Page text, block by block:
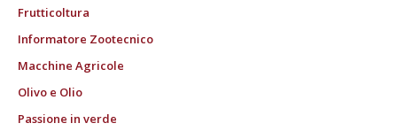
Frutticoltura
Informatore Zootecnico
Macchine Agricole
Olivo e Olio
Passione in verde